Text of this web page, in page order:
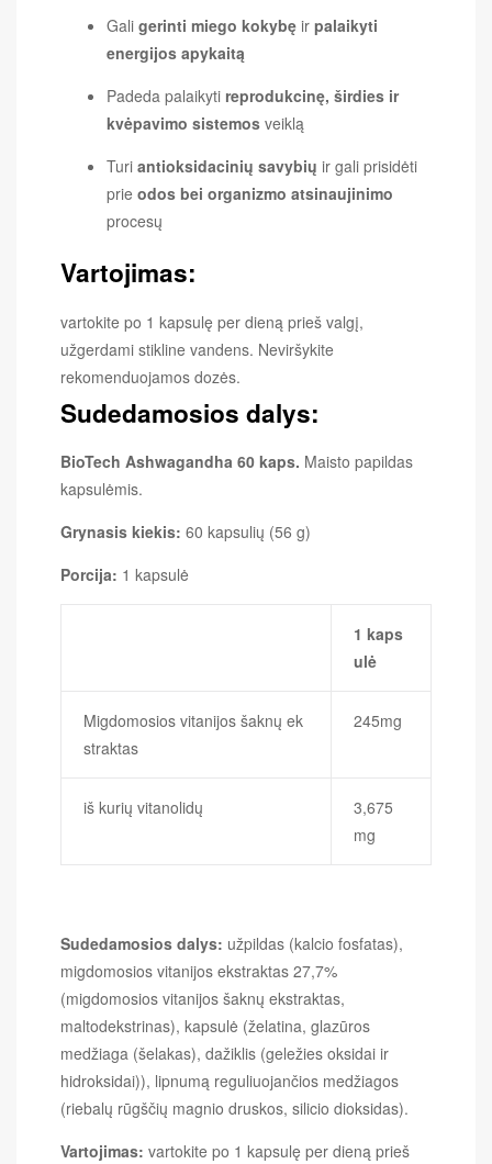
Gali gerinti miego kokybę ir palaikyti
energijos apykaitą
Padeda palaikyti reprodukcinę, širdies ir
kvėpavimo sistemos veiklą
Turi antioksidacinių savybių ir gali prisidėti
prie odos bei organizmo atsinaujinimo
procesų
Vartojimas:
vartokite po 1 kapsulę per dieną prieš valgį,
užgerdami stikline vandens. Neviršykite
rekomenduojamos dozės.
Sudedamosios dalys:
BioTech Ashwagandha 60 kaps. Maisto papildas
kapsulėmis.
Grynasis kiekis: 60 kapsulių (56 g)
Porcija: 1 kapsulė
1 kaps
ulė
Migdomosios vitanijos šaknų ek
straktas
245mg
iš kurių vitanolidų
3,675
mg
Sudedamosios dalys: užpildas (kalcio fosfatas),
migdomosios vitanijos ekstraktas 27,7%
(migdomosios vitanijos šaknų ekstraktas,
maltodekstrinas), kapsulė (želatina, glazūros
medžiaga (šelakas), dažiklis (geležies oksidai ir
hidroksidai)), lipnumą reguliuojančios medžiagos
(riebalų rūgščių magnio druskos, silicio dioksidas).
Vartojimas: vartokite po 1 kapsulę per dieną prieš